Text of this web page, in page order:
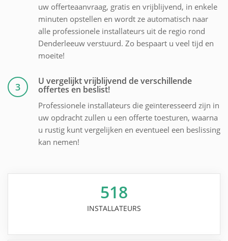
uw offerteaanvraag, gratis en vrijblijvend, in enkele
minuten opstellen en wordt ze automatisch naar
alle professionele installateurs uit de regio rond
Denderleeuw verstuurd. Zo bespaart u veel tijd en
moeite!
3 U vergelijkt vrijblijvend de verschillende
offertes en beslist!
Professionele installateurs die geïnteresseerd zijn in
uw opdracht zullen u een offerte toesturen, waarna
u rustig kunt vergelijken en eventueel een beslissing
kan nemen!
518
INSTALLATEURS